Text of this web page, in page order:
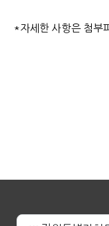
*자세한 사항은 첨부